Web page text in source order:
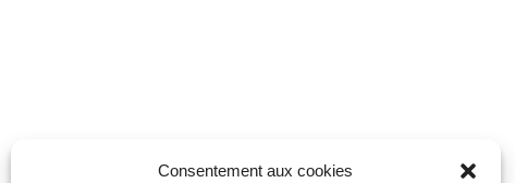
Consentement aux cookies